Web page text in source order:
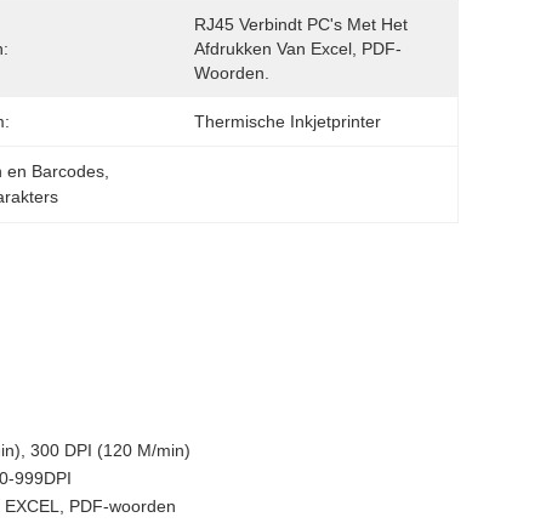
RJ45 Verbindt PC's Met Het
Afdrukken Van Excel, PDF-
Woorden.
Thermische Inkjetprinter
en Barcodes
300 DPI (120 M/min)
999DPI
PDF-woorden